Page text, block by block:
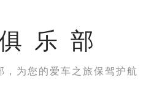
乐部
，为您的爱车之旅保驾护航